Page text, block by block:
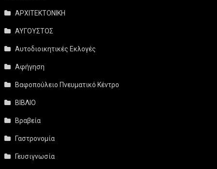
ΑΡΧΙΤΕΚΤΟΝΙΚΗ
ΑΥΓΟΥΣΤΟΣ
Αυτοδιοικητικές Εκλογές
Αφήγηση
Βαφοπούλειο Πνευματικό Κέντρο
ΒΙΒΛΙΟ
Βραβεία
Γαστρονομία
Γευσιγνωσία